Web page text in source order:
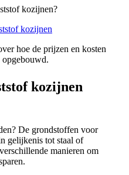
kozijnen?
kozijnen
hoe de prijzen en kosten
kozijnen
De grondstoffen voor
gelijkenis tot staal of
manieren om